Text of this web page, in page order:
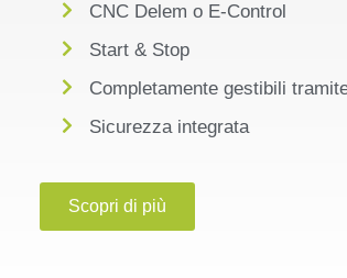
CNC Delem o E-Control
Start & Stop
Completamente gestibili
Sicurezza integrata
Scopri di più